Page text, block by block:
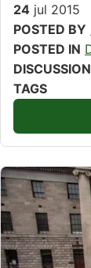
24 jul 2015
POSTED BY
POSTED IN
DISCUSSION
TAGS